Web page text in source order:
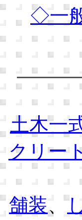
◇一
土木一
クリー
舗装、